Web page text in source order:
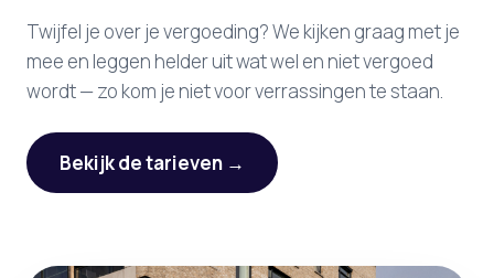
Twijfel je over je vergoeding? We kijken graag met je
mee en leggen helder uit wat wel en niet vergoed
wordt — zo kom je niet voor verrassingen te staan.
Bekijk de tarieven →